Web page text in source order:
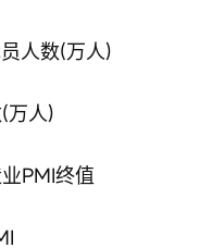
人数(万人)
万人)
PMI终值